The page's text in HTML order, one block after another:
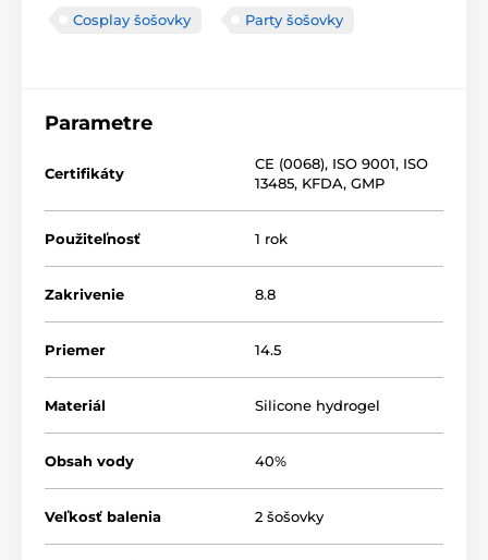
Cosplay šošovky Party šošovky
Parametre
Certifikáty
CE (0068), ISO 9001, ISO
13485, KFDA, GMP
Použiteľnosť 1 rok
Zakrivenie 8.8
Priemer 14.5
Materiál Silicone hydrogel
Obsah vody 40%
Veľkosť balenia 2 šošovky